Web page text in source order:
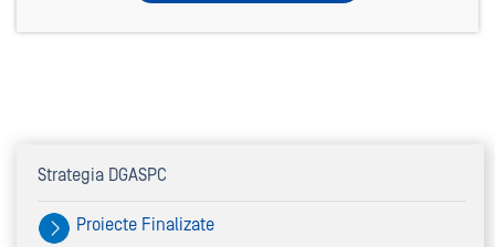
Strategia DGASPC
Proiecte Finalizate